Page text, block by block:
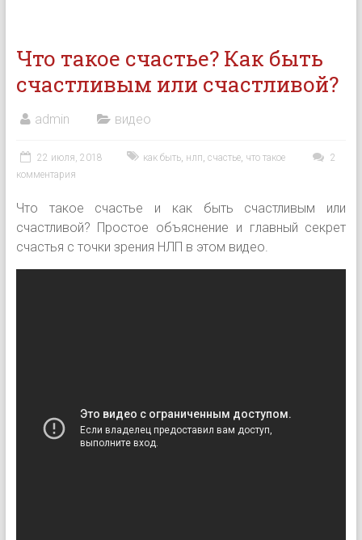
Что такое счастье? Как быть
счастливым или счастливой?
admin видео
22 июля, 2018 как быть, нлп, счастье, что такое
2
комментария
Что такое счастье и как быть счастливым или
счастливой? Простое объяснение и главный секрет
счастья с точки зрения НЛП в этом видео.